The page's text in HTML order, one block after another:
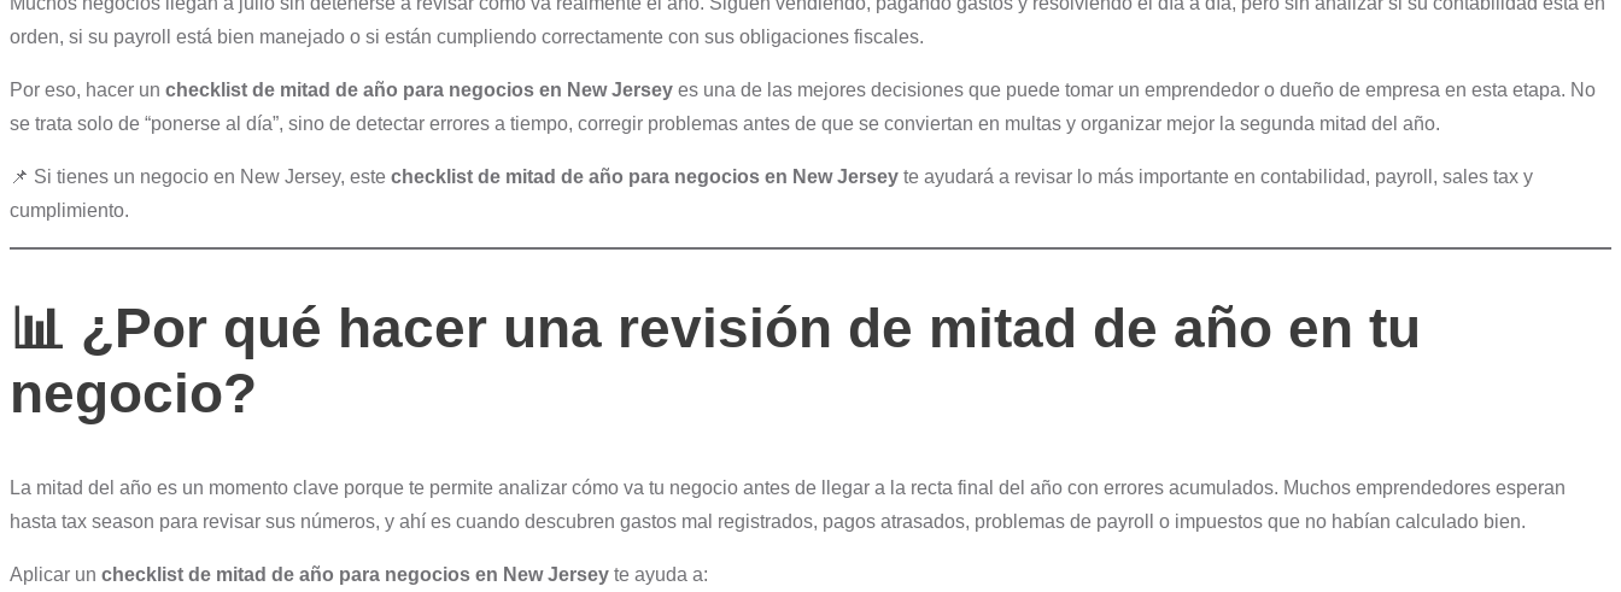
orden, si su payroll está bien manejado o si están cumpliendo correctamente con sus obligaciones fiscales.
Por eso, hacer un checklist de mitad de año para negocios en New Jersey es una de las mejores decisiones que puede tomar un emprendedor o dueño de empresa en esta etapa. No
se trata solo de “ponerse al día”, sino de detectar errores a tiempo, corregir problemas antes de que se conviertan en multas y organizar mejor la segunda mitad del año.
📌 Si tienes un negocio en New Jersey, este checklist de mitad de año para negocios en New Jersey te ayudará a revisar lo más importante en contabilidad, payroll, sales tax y
cumplimiento.
📊 ¿Por qué hacer una revisión de mitad de año en tu
negocio?
La mitad del año es un momento clave porque te permite analizar cómo va tu negocio antes de llegar a la recta final del año con errores acumulados. Muchos emprendedores esperan
hasta tax season para revisar sus números, y ahí es cuando descubren gastos mal registrados, pagos atrasados, problemas de payroll o impuestos que no habían calculado bien.
Aplicar un checklist de mitad de año para negocios en New Jersey te ayuda a: